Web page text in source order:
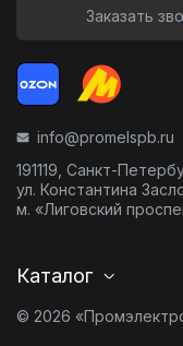
Заказать
info@promelspb.ru
191119, Санкт-
ул. Константина
м. «Лиговский
Каталог
© 2026